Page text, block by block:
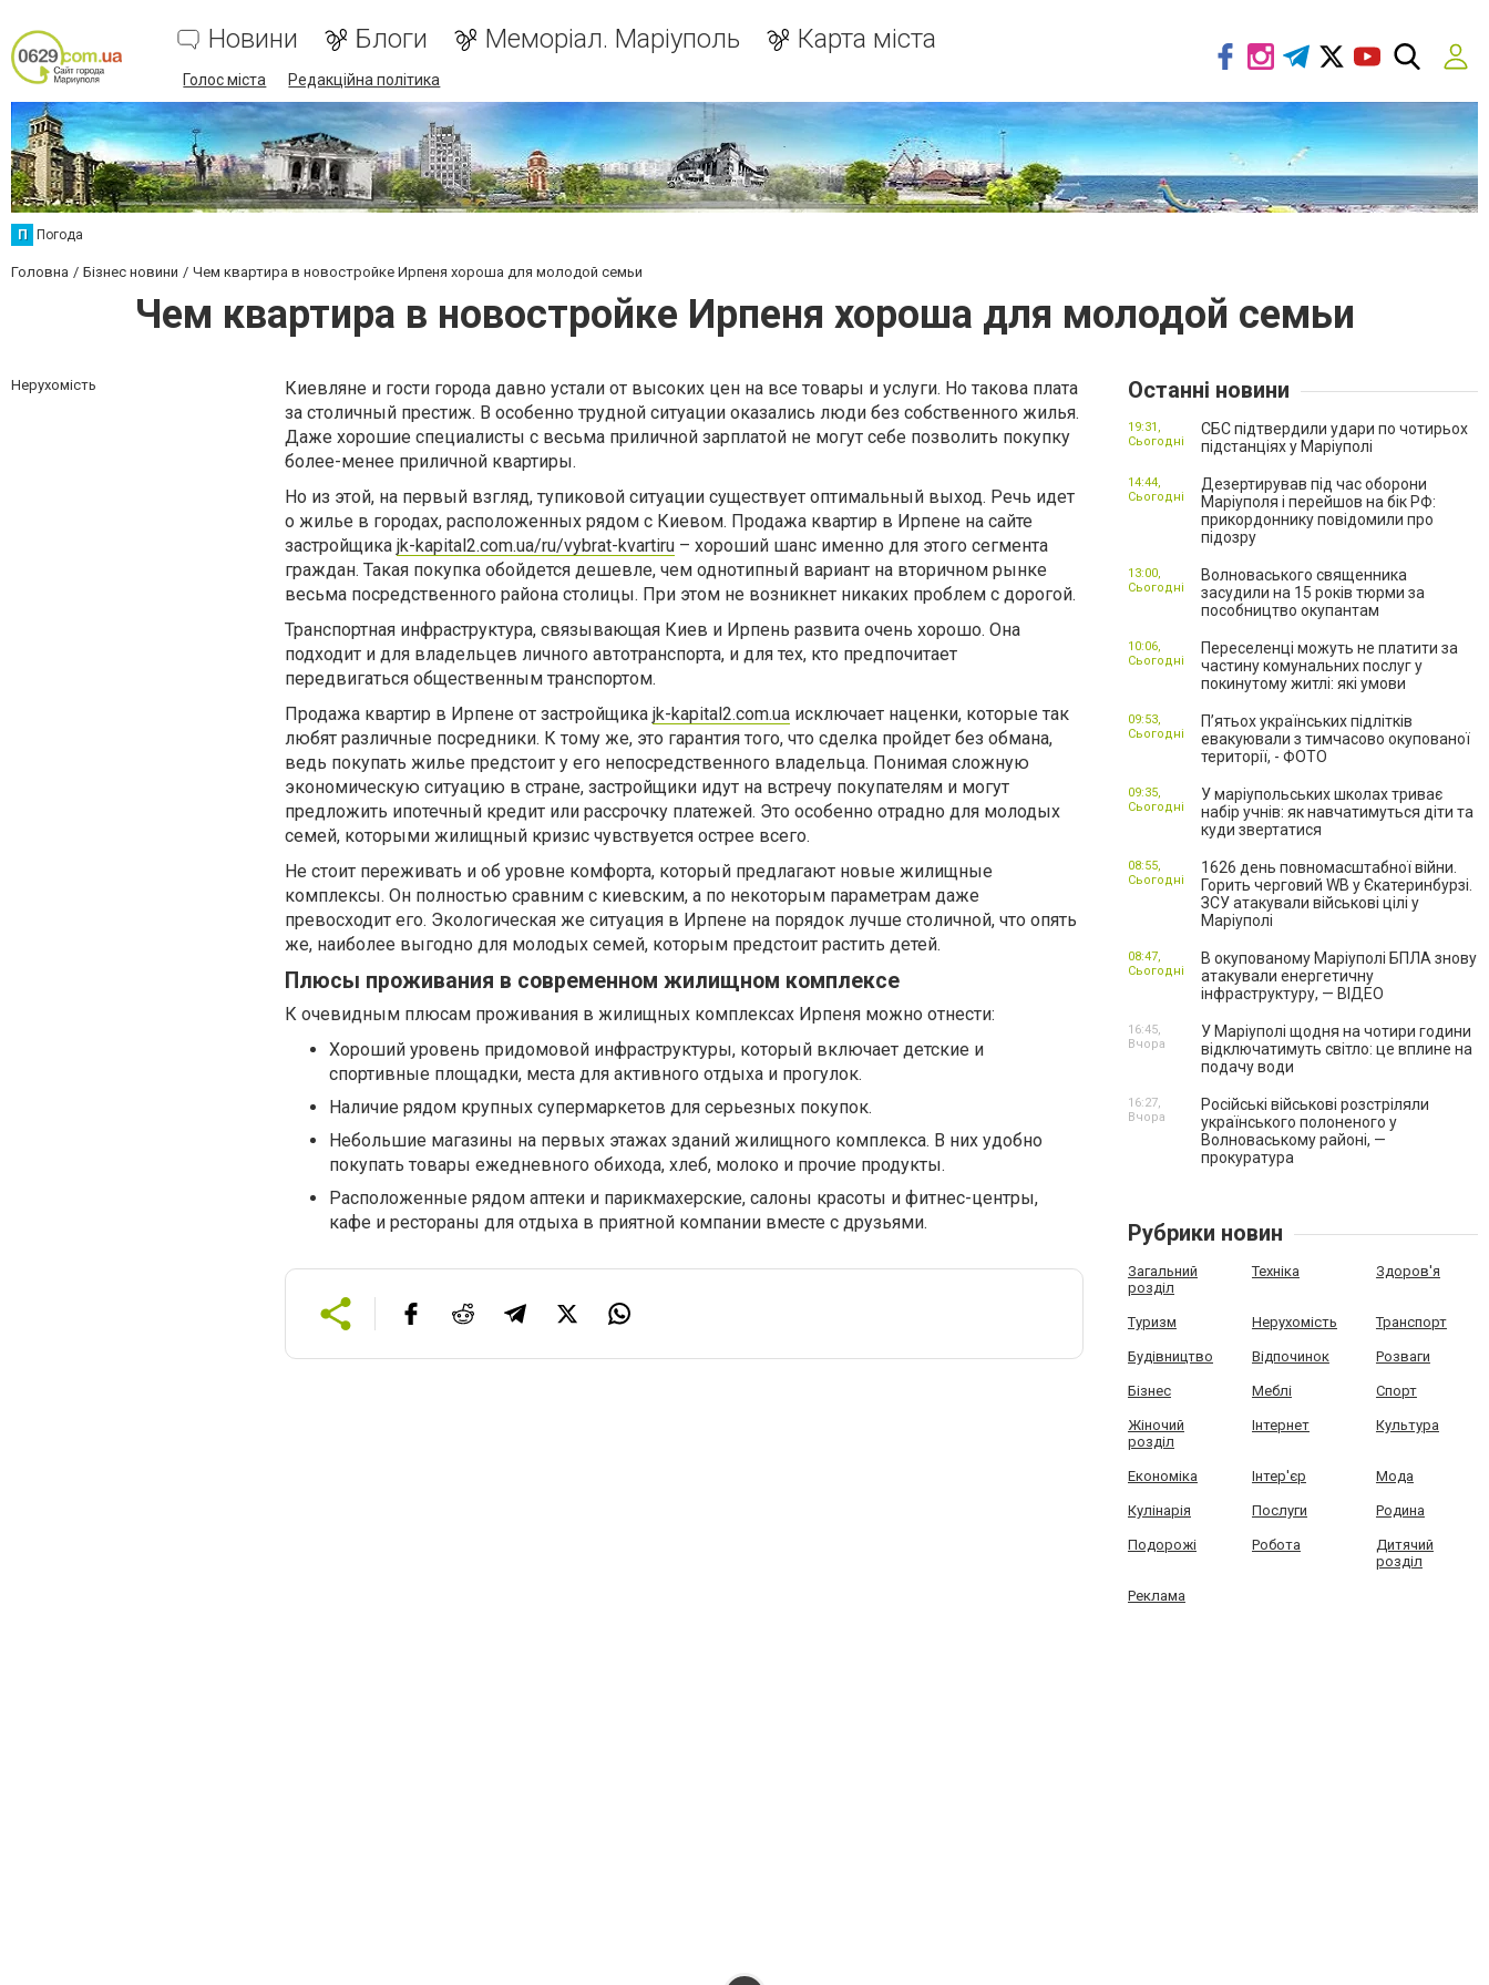
Новини Блоги Меморіал. Маріуполь Карта міста
Голос міста Редакційна політика
П Погода
Головна Бізнес новини Чем квартира в новостройке Ирпеня хороша для молодой семьи
Чем квартира в новостройке Ирпеня хороша для молодой семьи
Нерухомість
Киевляне и гости города давно устали от высоких цен на все товары и услуги. Но такова плата
за столичный престиж. В особенно трудной ситуации оказались люди без собственного жилья.
Даже хорошие специалисты с весьма приличной зарплатой не могут себе позволить покупку
более-менее приличной квартиры.
Но из этой, на первый взгляд, тупиковой ситуации существует оптимальный выход. Речь идет
о жилье в городах, расположенных рядом с Киевом. Продажа квартир в Ирпене на сайте
застройщика jk-kapital2.com.ua/ru/vybrat-kvartiru – хороший шанс именно для этого сегмента
граждан. Такая покупка обойдется дешевле, чем однотипный вариант на вторичном рынке
весьма посредственного района столицы. При этом не возникнет никаких проблем с дорогой.
Транспортная инфраструктура, связывающая Киев и Ирпень развита очень хорошо. Она
подходит и для владельцев личного автотранспорта, и для тех, кто предпочитает
передвигаться общественным транспортом.
Продажа квартир в Ирпене от застройщика jk-kapital2.com.ua исключает наценки, которые так
любят различные посредники. К тому же, это гарантия того, что сделка пройдет без обмана,
ведь покупать жилье предстоит у его непосредственного владельца. Понимая сложную
экономическую ситуацию в стране, застройщики идут на встречу покупателям и могут
предложить ипотечный кредит или рассрочку платежей. Это особенно отрадно для молодых
семей, которыми жилищный кризис чувствуется острее всего.
Не стоит переживать и об уровне комфорта, который предлагают новые жилищные
комплексы. Он полностью сравним с киевским, а по некоторым параметрам даже
превосходит его. Экологическая же ситуация в Ирпене на порядок лучше столичной, что опять
же, наиболее выгодно для молодых семей, которым предстоит растить детей.
Плюсы проживания в современном жилищном комплексе
К очевидным плюсам проживания в жилищных комплексах Ирпеня можно отнести:
Хороший уровень придомовой инфраструктуры, который включает детские и
спортивные площадки, места для активного отдыха и прогулок.
Наличие рядом крупных супермаркетов для серьезных покупок.
Небольшие магазины на первых этажах зданий жилищного комплекса. В них удобно
покупать товары ежедневного обихода, хлеб, молоко и прочие продукты.
Расположенные рядом аптеки и парикмахерские, салоны красоты и фитнес-центры,
кафе и рестораны для отдыха в приятной компании вместе с друзьями.
Останні новини
СБС підтвердили удари по чотирьох
підстанціях у Маріуполі
19:31,
Сьогодні
Дезертирував під час оборони
Маріуполя і перейшов на бік РФ:
прикордоннику повідомили про
підозру
14:44,
Сьогодні
Волноваського священника
засудили на 15 років тюрми за
пособництво окупантам
13:00,
Сьогодні
Переселенці можуть не платити за
частину комунальних послуг у
покинутому житлі: які умови
10:06,
Сьогодні
П’ятьох українських підлітків
евакуювали з тимчасово окупованої
території, - ФОТО
09:53,
Сьогодні
У маріупольських школах триває
набір учнів: як навчатимуться діти та
куди звертатися
09:35,
Сьогодні
1626 день повномасштабної війни.
Горить черговий WB у Єкатеринбурзі.
ЗСУ атакували військові цілі у
Маріуполі
08:55,
Сьогодні
В окупованому Маріуполі БПЛА знову
атакували енергетичну
інфраструктуру, — ВІДЕО
08:47,
Сьогодні
У Маріуполі щодня на чотири години
відключатимуть світло: це вплине на
подачу води
16:45,
Вчора
Російські військові розстріляли
українського полоненого у
Волноваському районі, —
прокуратура
16:27,
Вчора
Рубрики новин
Загальний
розділ
Техніка Здоров'я
Туризм Нерухомість Транспорт
Будівництво Відпочинок Розваги
Бізнес Меблі Спорт
Жіночий
розділ
Інтернет Культура
Економіка Інтер'єр Мода
Кулінарія Послуги Родина
Подорожі Робота
Дитячий
розділ
Реклама